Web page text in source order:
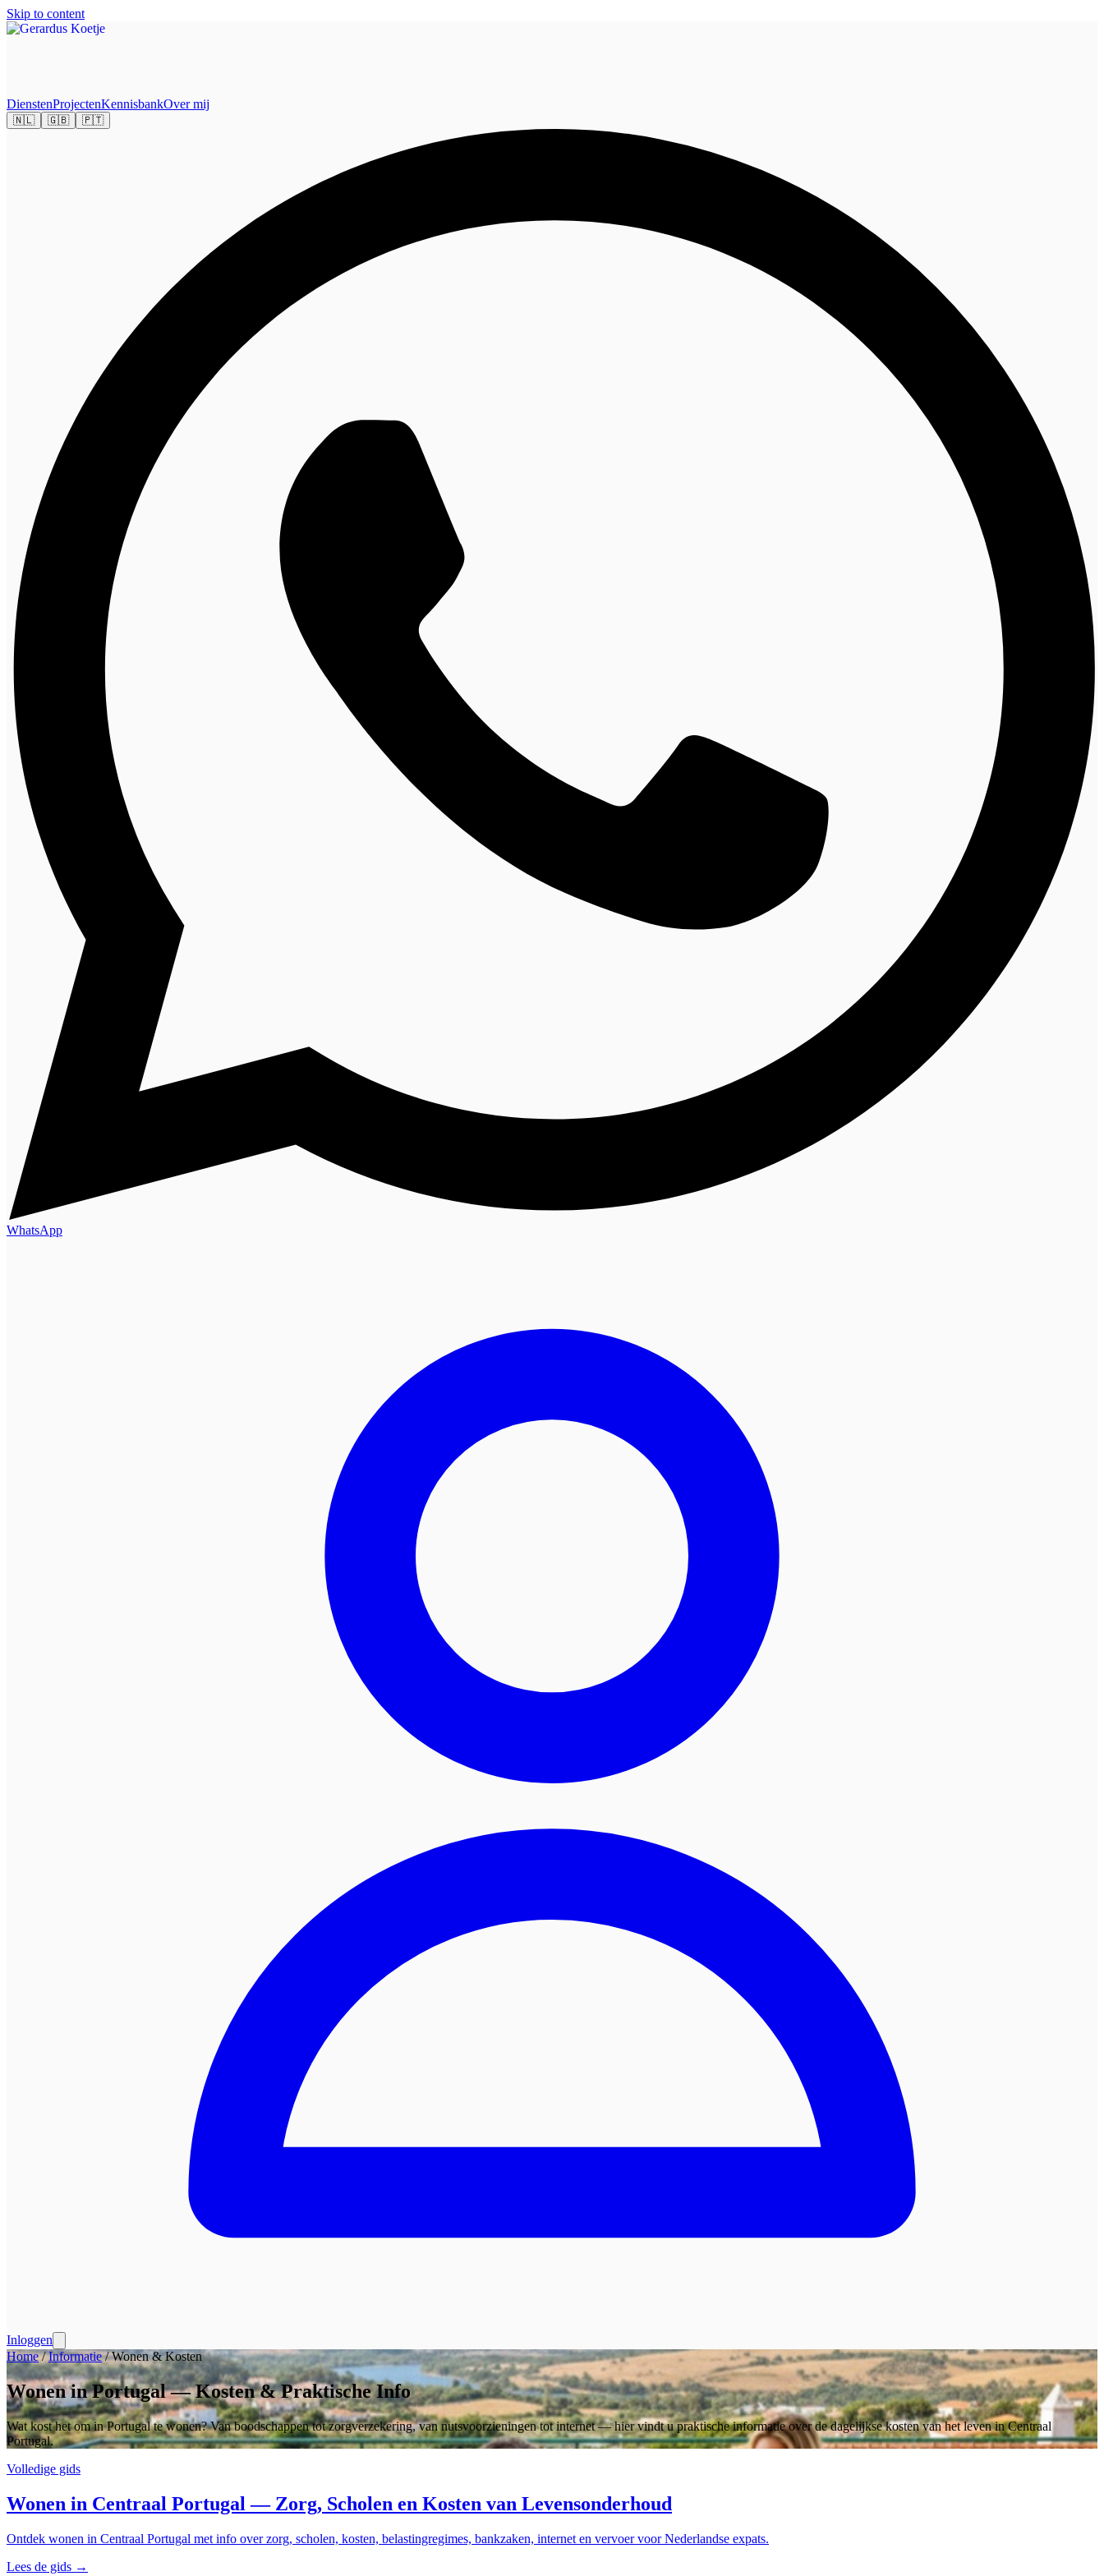
Skip to content
DienstenProjectenKennisbankOver mij
🇳🇱 🇬🇧 🇵🇹
WhatsApp
Inloggen
Home/Informatie/Wonen & Kosten
Wonen in Portugal — Kosten & Praktische Info
Wat kost het om in Portugal te wonen? Van boodschappen tot zorgverzekering, van nutsvoorzieningen tot internet — hier vindt u praktische informatie over de dagelijkse kosten van het leven in Centraal
Portugal.
Volledige gids
Wonen in Centraal Portugal — Zorg, Scholen en Kosten van Levensonderhoud
Ontdek wonen in Centraal Portugal met info over zorg, scholen, kosten, belastingregimes, bankzaken, internet en vervoer voor Nederlandse expats.
Lees de gids →